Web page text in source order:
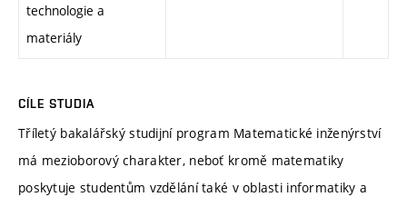
technologie a
materiály
CÍLE STUDIA
Tříletý bakalářský studijní program Matematické inženýrství
má mezioborový charakter, neboť kromě matematiky
poskytuje studentům vzdělání také v oblasti informatiky a